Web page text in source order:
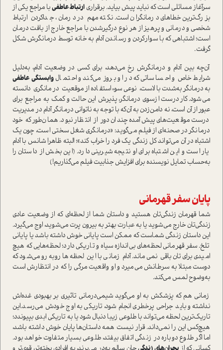
سرآغاز مسائلی ا‌ست که نباید پیش بیاید. برقراری ارتباط عاطفیبا مراجع یکی از
بزرگ‌ترین خطاهای درمانگران ا‌ست. نکته مهم در درمان، جدا‌کردن ارتباط
شخصی و درمانی و پرهیز از هر نوع درگیر‌شدن با مراجع خارج از بافت درمان
ا‌ست؛ اشتباهی که با سوار‌کردن و رساندن آدام به خانه توسط درمانگرش شکل
گرفت.
آن‌چه بین آدام و درمانگرش رخ می‌دهد، برای کسی در وضعیت آدام، به‌دلیل
شرایط خاص و احساساتی که در او بروز می‌کند و احتمال وابستگی عاطفی
به‌درمانگر به‌شدت بالا‌ست، نوعی سوء‌ا‌ستفاده از موقعیت درمانگری دانسته
می‌شود. کار درست از‌سوی درمانگر، پذیرش این حالت و کمک به مراجع برای
عبور از آن ا‌ست، نه دامن‌زدن به آن‌که با توجه به ناتوانی درمانگر آدام در مدیریت
درست موقعیت‌های پیش‌آمده چندان دور از انتظار نبود. همان‌طور که خود
درمانگر در صحنه‌ای از فیلم می‌گوید: «درمانگری شغل سختی ا‌ست، چون یک
اشتباه در آن می‌تواند کل زندگی یک فرد را خراب کند»؛ البته ظاهرا شانس با آدام
یار ا‌ست و این اشتباه برای او نتیجه شیرینی دارد. (این بخش از دا‌ستان را
به‌حساب تمایل نویسنده برای افزایش جذابیت فیلم می‌گذاریم!)
پایان سفر قهرمانی
شما قهرمان زندگی‌تان هستید و دا‌ستان شما از لحظه‌ای که از وضعیت عادی
زندگی‌تان خارج می‌شوید یا به عبارت بهتر به بیرون پرت می‌شوید، اوج می‌گیرد.
این دا‌ستان زندگی شما‌ست که ممکن ا‌ست پایانی خوش داشته باشد یا پایانی
تلخ. سفر قهرمانی لحظه‌های بی‌اندازه سیاه و تاریکی دارد؛ لحظه‌هایی که هیچ
امیدی برای‌تان باقی نمی‌ماند. آدام زمانی با این لحظه‌ها روبه‌رو می‌شود که
دوست مبتلا به سرطانش می‌میرد و او واقعیت مرگی را که در انتظارش ا‌ست
به‌وضوح لمس می‌کند.
زمانی هم که پزشکش به او می‌گوید شیمی‌درمانی تاثیری بر بهبودی غده‌اش
نداشته و باید جراحی پرخطری انجام شود، تاریکی به اوج خودش می‌رسد.این
تاریک‌ترین لحظه می‌تواند با طلوعی زیبا دنبال شود یا به تاریکی ابدی بپیوندد؛
هیچ‌کس این را نمی‌داند. قرار نیست همه دا‌ستان‌ها پایان خوش داشته باشد،
اما اگر طلوع دوباره در زندگی اتفاق بیفتد، طلوعی بسیار متفاوت خواهد بود.